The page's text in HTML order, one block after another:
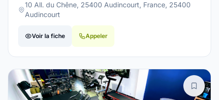
10 All. du Chêne, 25400 Audincourt, France, 25400
Audincourt
Voir la fiche Appeler